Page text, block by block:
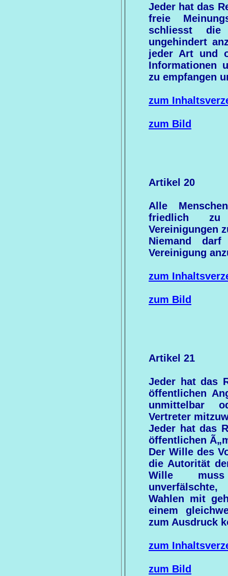
Jeder hat das
freie
schliesst die
ungehindert
jeder Art und
Informationen
zu empfangen
zum
zum Bild
Artikel 20
Alle
friedlich
Vereinigungen
Niemand darf
Vereinigung
zum
zum Bild
Artikel 21
Jeder hat das
öffentlichen
unmittelbar
Vertreter
Jeder hat das
öffentlichen
Der Wille des
die Autorität
Wille
Wahlen mit
einem
zum Ausdruck
zum
zum Bild